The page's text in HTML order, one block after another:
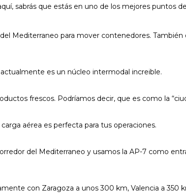
sabrás que estás en uno de los mejores puntos
Mediterraneo para mover contenedores. También
es un núcleo intermodal increible.
frescos. Podríamos decir, que es como la
aérea es perfecta para tus operaciones.
del Mediterraneo y usamos la AP-7 como
con Zaragoza a unos 300 km, Valencia a 350